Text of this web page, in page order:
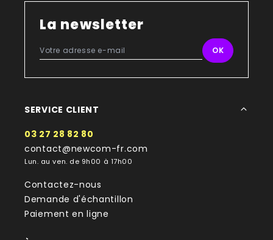
La newsletter
SERVICE CLIENT
03 27 28 82 80
contact@newcom-fr.com
Lun. au ven. de 9h00 à 17h00
Contactez-nous
Demande d'échantillon
Paiement en ligne